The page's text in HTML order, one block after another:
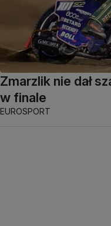
Zmarzlik nie dał
w finale
EUROSPORT